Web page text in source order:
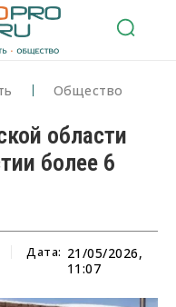
Общество
области
более 6
Дата: 21/05/2026,
11:07